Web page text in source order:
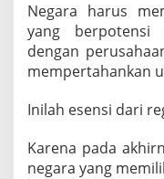
Negara harus
yang berpotensi
dengan
mempertahankan
Inilah esensi dari
Karena pada
negara yang